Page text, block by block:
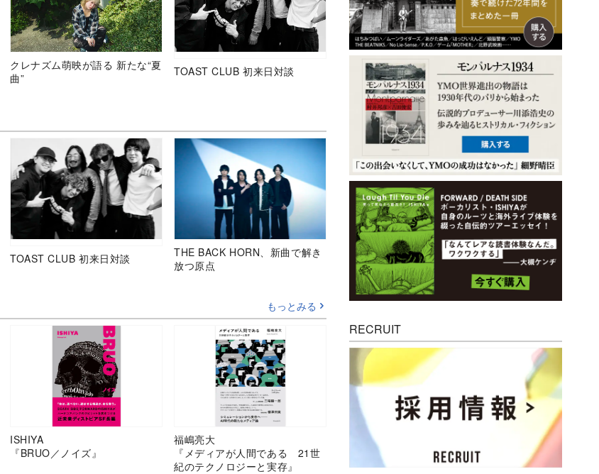
クレナズム萌映が語る 新たな“夏
曲”
TOAST CLUB 初来日対談
TOAST CLUB 初来日対談
THE BACK HORN、新曲で解き
放つ原点
もっとみる
ISHIYA
『BRUO／ノイズ』
福嶋亮大
『メディアが人間である 21世
紀のテクノロジーと実存』
RECRUIT